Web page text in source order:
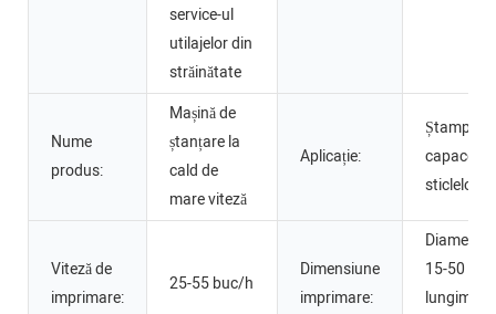
service-ul
utilajelor din
străinătate
Nume
produs:
Mașină de
ștanțare la
cald de
mare viteză
Aplicație:
capacelor
sticlelor
Viteză de
imprimare:
25-55 buc/h
Dimensiune
imprimare:
Diametru
15-50
lungime